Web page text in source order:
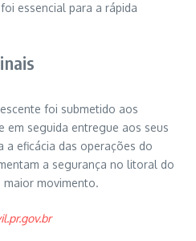
essencial para a rápida
foi submetido aos
em seguida entregue aos seus
a eficácia das operações do
a segurança no litoral do
maior movimento.